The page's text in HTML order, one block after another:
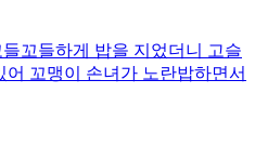
꼬들하게 밥을 지었더니 고슬
꼬맹이 손녀가 노란밥하면서